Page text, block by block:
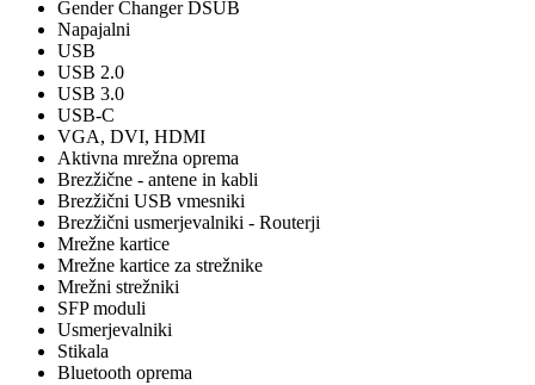
Gender Changer DSUB
Napajalni
USB
USB 2.0
USB 3.0
USB-C
VGA, DVI, HDMI
Aktivna mrežna oprema
Brezžične - antene in kabli
Brezžični USB vmesniki
Brezžični usmerjevalniki - Routerji
Mrežne kartice
Mrežne kartice za strežnike
Mrežni strežniki
SFP moduli
Usmerjevalniki
Stikala
Bluetooth oprema